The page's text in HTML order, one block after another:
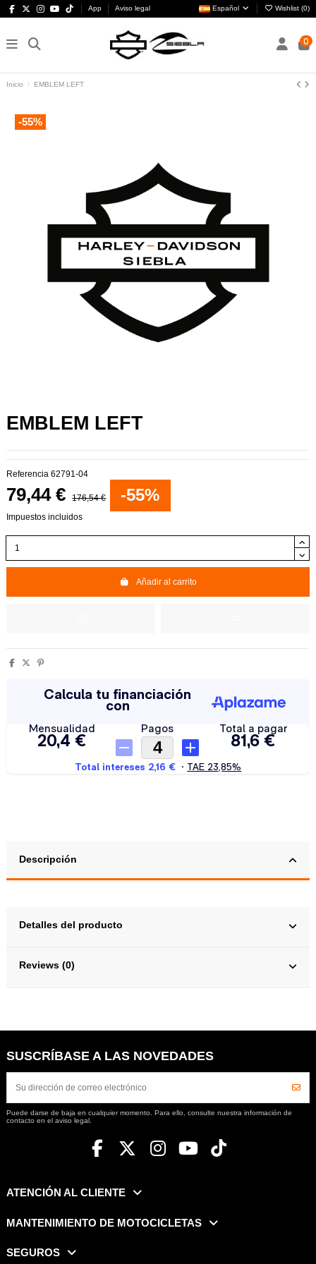
App Aviso legal Español Wishlist (0)
0
Inicio EMBLEM LEFT
-55%
EMBLEM LEFT
Referencia 62791-04
79,44 € 176,54 € -55%
Impuestos incluidos
Añadir al carrito
Descripción
Detalles del producto
Reviews (0)
SUSCRÍBASE A LAS NOVEDADES
Puede darse de baja en cualquier momento. Para ello, consulte nuestra información de
contacto en el aviso legal.
ATENCIÓN AL CLIENTE
MANTENIMIENTO DE MOTOCICLETAS
SEGUROS